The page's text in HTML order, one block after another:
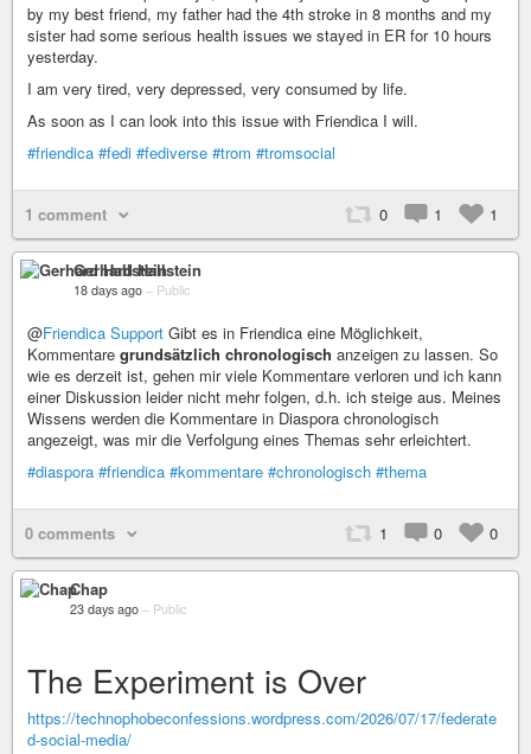
by my best friend, my father had the 4th stroke in 8 months and my
sister had some serious health issues we stayed in ER for 10 hours
yesterday.
I am very tired, very depressed, very consumed by life.
As soon as I can look into this issue with Friendica I will.
#friendica #fedi #fediverse #trom #tromsocial
1 comment 0 1 1
Gerhard Hallstein
18 days ago – Public
@Friendica Support Gibt es in Friendica eine Möglichkeit,
Kommentare grundsätzlich chronologisch anzeigen zu lassen. So
wie es derzeit ist, gehen mir viele Kommentare verloren und ich kann
einer Diskussion leider nicht mehr folgen, d.h. ich steige aus. Meines
Wissens werden die Kommentare in Diaspora chronologisch
angezeigt, was mir die Verfolgung eines Themas sehr erleichtert.
#diaspora #friendica #kommentare #chronologisch #thema
0 comments 1 0 0
Chap
23 days ago – Public
The Experiment is Over
https://technophobeconfessions.wordpress.com/2026/07/17/federate
d-social-media/